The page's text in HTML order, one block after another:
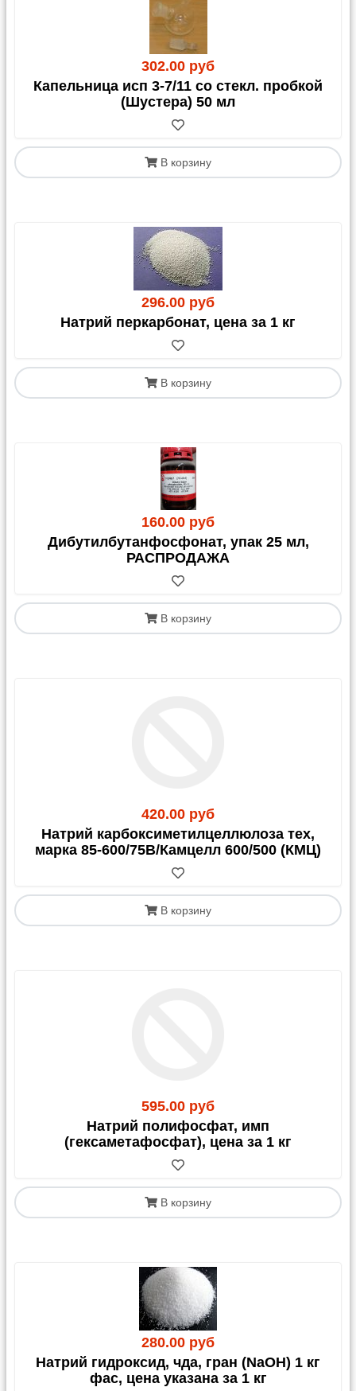
302.00 руб
Капельница исп 3-7/11 со стекл. пробкой
(Шустера) 50 мл
В корзину
296.00 руб
Натрий перкарбонат, цена за 1 кг
В корзину
160.00 руб
Дибутилбутанфосфонат, упак 25 мл,
РАСПРОДАЖА
В корзину
420.00 руб
Натрий карбоксиметилцеллюлоза тех,
марка 85-600/75В/Камцелл 600/500 (КМЦ)
В корзину
595.00 руб
Натрий полифосфат, имп
(гексаметафосфат), цена за 1 кг
В корзину
280.00 руб
Натрий гидроксид, чда, гран (NаОН) 1 кг
фас, цена указана за 1 кг